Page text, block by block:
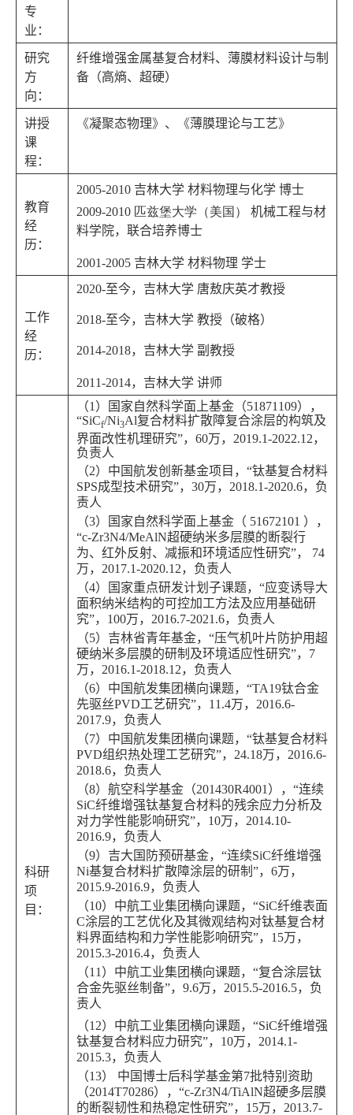
专
业：
研究
方
向：
纤维增强金属基复合材料、薄膜材料设计与制
备（高熵、超硬）
讲授
课
程：
《凝聚态物理》 、 《薄膜理论与工艺》
教育
经
历：
2005-2010 吉林大学 材料物理与化学 博士
2009-2010 匹兹堡大学（美国）
机械工程与材
料学院，联合培养博士
2001-2005 吉林大学 材料物理 学士
工作
经
历：
2020-至今，吉林大学 唐敖庆英才教授
2018-至今，吉林大学 教授（破格）
2014-2018，吉林大学 副教授
2011-2014，吉林大学 讲师
科研
项
目：
（1）国家自然科学面上基金（51871109），
“SiCf/Ni3Al复合材料扩散障复合涂层的构筑及
界面改性机理研究”，60万，2019.1-2022.12，
负责人
（2）中国航发创新基金项目，“钛基复合材料
SPS成型技术研究”，30万，2018.1-2020.6，负
责人
（3）国家自然科学面上基金（ 51672101 ），
“c-Zr3N4/MeAlN超硬纳米多层膜的断裂行
为、红外反射、减振和环境适应性研究”， 74
万，2017.1-2020.12，负责人
（4）国家重点研发计划子课题，“应变诱导大
面积纳米结构的可控加工方法及应用基础研
究”，100万，2016.7-2021.6，负责人
（5）吉林省青年基金，“压气机叶片防护用超
硬纳米多层膜的研制及环境适应性研究”，7
万，2016.1-2018.12，负责人
（6）中国航发集团横向课题，“TA19钛合金
先驱丝PVD工艺研究”，11.4万，2016.6-
2017.9，负责人
（7）中国航发集团横向课题，“钛基复合材料
PVD组织热处理工艺研究”，24.18万，2016.6-
2018.6，负责人
（8）航空科学基金（201430R4001），“连续
SiC纤维增强钛基复合材料的残余应力分析及
对力学性能影响研究”，10万，2014.10-
2016.9，负责人
（9）吉大国防预研基金，“连续SiC纤维增强
Ni基复合材料扩散障涂层的研制”，6万，
2015.9-2016.9，负责人
（10）中航工业集团横向课题，“SiC纤维表面
C涂层的工艺优化及其微观结构对钛基复合材
料界面结构和力学性能影响研究”，15万，
2015.3-2016.4，负责人
（11）中航工业集团横向课题，“复合涂层钛
合金先驱丝制备”，9.6万，2015.5-2016.5，负
责人
（12）中航工业集团横向课题，“SiC纤维增强
钛基复合材料应力研究”，10万，2014.1-
2015.3，负责人
（13） 中国博士后科学基金第7批特别资助
（2014T70286），“c-Zr3N4/TiAlN超硬多层膜
的断裂韧性和热稳定性研究”，15万，2013.7-